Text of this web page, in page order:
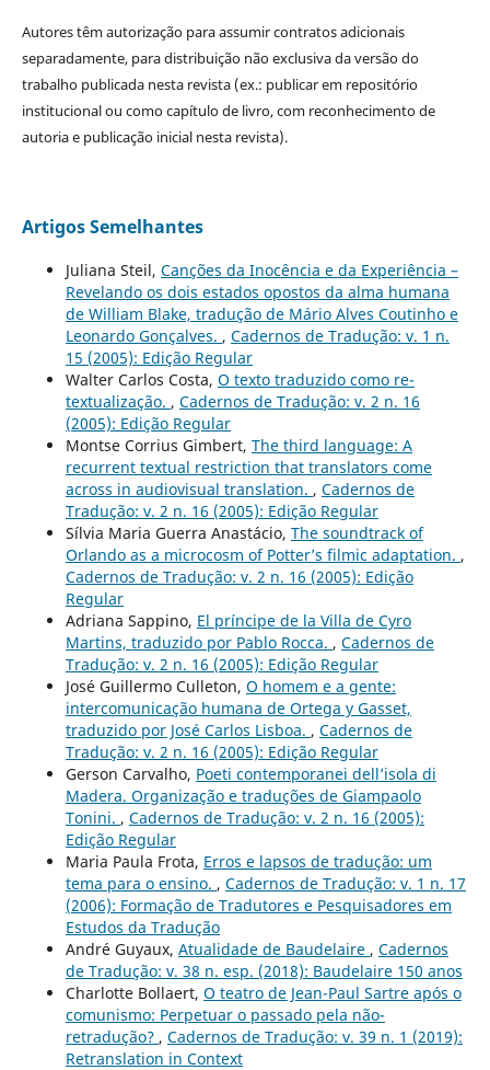
Autores têm autorização para assumir contratos adicionais
separadamente, para distribuição não exclusiva da versão do
trabalho publicada nesta revista (ex.: publicar em repositório
institucional ou como capítulo de livro, com reconhecimento de
autoria e publicação inicial nesta revista).
Artigos Semelhantes
Juliana Steil, Canções da Inocência e da Experiência –
Revelando os dois estados opostos da alma humana
de William Blake, tradução de Mário Alves Coutinho e
Leonardo Gonçalves. , Cadernos de Tradução: v. 1 n.
15 (2005): Edição Regular
Walter Carlos Costa, O texto traduzido como re-
textualização. , Cadernos de Tradução: v. 2 n. 16
(2005): Edição Regular
Montse Corrius Gimbert, The third language: A
recurrent textual restriction that translators come
across in audiovisual translation. , Cadernos de
Tradução: v. 2 n. 16 (2005): Edição Regular
Sílvia Maria Guerra Anastácio, The soundtrack of
Orlando as a microcosm of Potter’s filmic adaptation. ,
Cadernos de Tradução: v. 2 n. 16 (2005): Edição
Regular
Adriana Sappino, El príncipe de la Villa de Cyro
Martins, traduzido por Pablo Rocca. , Cadernos de
Tradução: v. 2 n. 16 (2005): Edição Regular
José Guillermo Culleton, O homem e a gente:
intercomunicação humana de Ortega y Gasset,
traduzido por José Carlos Lisboa. , Cadernos de
Tradução: v. 2 n. 16 (2005): Edição Regular
Gerson Carvalho, Poeti contemporanei dell’isola di
Madera. Organização e traduções de Giampaolo
Tonini. , Cadernos de Tradução: v. 2 n. 16 (2005):
Edição Regular
Maria Paula Frota, Erros e lapsos de tradução: um
tema para o ensino. , Cadernos de Tradução: v. 1 n. 17
(2006): Formação de Tradutores e Pesquisadores em
Estudos da Tradução
André Guyaux, Atualidade de Baudelaire , Cadernos
de Tradução: v. 38 n. esp. (2018): Baudelaire 150 anos
Charlotte Bollaert, O teatro de Jean-Paul Sartre após o
comunismo: Perpetuar o passado pela não-
retradução? , Cadernos de Tradução: v. 39 n. 1 (2019):
Retranslation in Context